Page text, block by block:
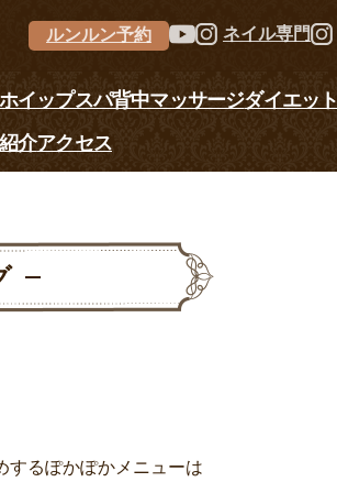
ルンルン予約 ネイル専門
ホイップスパ背中マッサージダイエット
介アクセス
するぽかぽかメニューは